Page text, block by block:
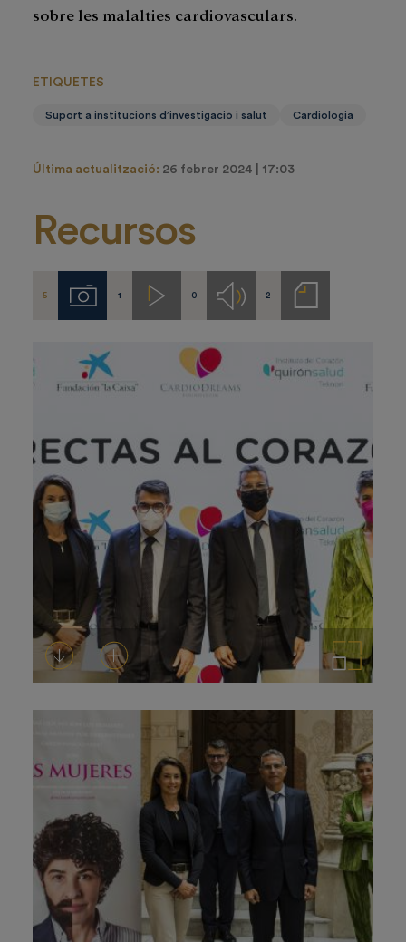
sobre les malalties cardiovasculars.
ETIQUETES
Suport a institucions d’investigació i salut Cardiologia
Última actualització: 26 febrer 2024 | 17:03
Recursos
5 Imágenes
1 Videos
0 Audios2
Notas
de
Descarregar-ho Afegeix a la cistella Amplia la imatge